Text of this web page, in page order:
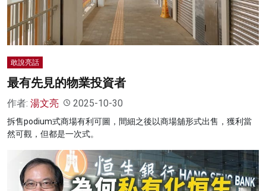
敢說亮話
最有先見的物業投資者
作者: 湯文亮 2025-10-30
拆售podium式商場有利可圖，間細之後以商場舖形式出售，獲利當
然可觀，但都是一次式。